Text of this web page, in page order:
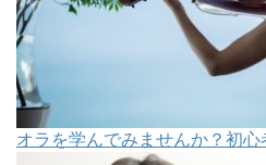
オラを学んでみませんか？初心